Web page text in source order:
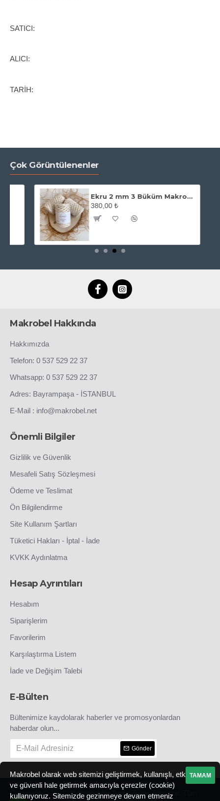
SATICI:
ALICI:
TARİH:
Çok Görüntülenenler
Ekru 2 mm 3 Büküm Makrome İpi
380,00 ₺
Makrobel Hakkında
Hakkımızda
Telefon: 0 537 529 22 37
Whatsapp: 0 537 529 22 37
Adres: Bayrampaşa - İSTANBUL
E-Mail : info@makrobel.net
Önemli Bilgiler
Gizlilik ve Güvenlik
Mesafeli Satış Sözleşmesi
Ödeme ve Teslimat
Ön Bilgilendirme
Site Kullanım Şartları
Tüketici Hakları - İptal - İade
KVKK Aydınlatma
Hesap Ayrıntıları
Hesabım
Siparişlerim
Favorilerim
Karşılaştırma Listem
İade ve Değişim Talebi
E-Bülten
Bültenimize kaydolarak haberler ve promosyonlardan
haberdar olun...
Gönder
Copyright © 2021, Makrobel by Turco Team Teknoloji, Tüm
TAMAM
Makrobel olarak web sitemizi geliştirmek, kullanışlı, etkili
ve güvenli hale getirmek amacıyla çerezler (cookie)
kullanıyoruz. Sitemizde gezinmeye devam etmeniz